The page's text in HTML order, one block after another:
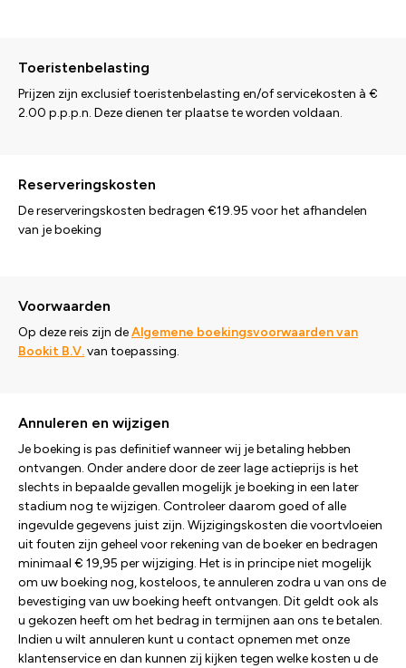
Toeristenbelasting
Prijzen zijn exclusief toeristenbelasting en/of servicekosten à €
2.00 p.p.p.n. Deze dienen ter plaatse te worden voldaan.
Reserveringskosten
De reserveringskosten bedragen €19.95 voor het afhandelen
van je boeking
Voorwaarden
Op deze reis zijn deAlgemene boekingsvoorwaarden van
Bookit B.V.van toepassing.
Annuleren en wijzigen
Je boeking is pas definitief wanneer wij je betaling hebben
ontvangen. Onder andere door de zeer lage actieprijs is het
slechts in bepaalde gevallen mogelijk je boeking in een later
stadium nog te wijzigen. Controleer daarom goed of alle
ingevulde gegevens juist zijn. Wijzigingskosten die voortvloeien
uit fouten zijn geheel voor rekening van de boeker en bedragen
minimaal € 19,95 per wijziging. Het is in principe niet mogelijk
om uw boeking nog, kosteloos, te annuleren zodra u van ons de
bevestiging van uw boeking heeft ontvangen. Dit geldt ook als
u gekozen heeft om het bedrag in termijnen aan ons te betalen.
Indien u wilt annuleren kunt u contact opnemen met onze
klantenservice en dan kunnen zij kijken tegen welke kosten u de